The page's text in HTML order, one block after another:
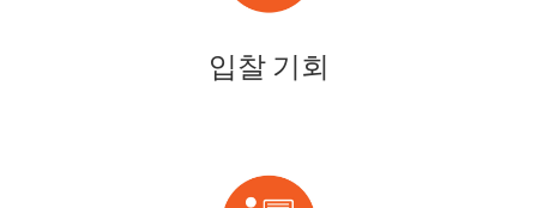
입찰 기회